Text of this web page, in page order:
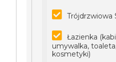
Trójdrzwiowa
Łazienka
umywalka,
kosmetyki)